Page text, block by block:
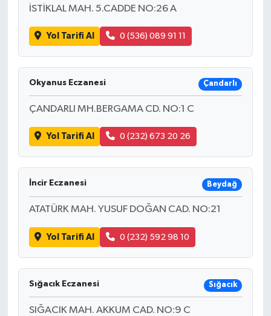
İSTİKLAL MAH. 5.CADDE NO:26 A
Yol Tarifi Al 0 (536) 089 91 11
Okyanus Eczanesi Çandarlı
ÇANDARLI MH.BERGAMA CD. NO:1 C
Yol Tarifi Al 0 (232) 673 20 26
İncir Eczanesi Beydağ
ATATÜRK MAH. YUSUF DOĞAN CAD. NO:21
Yol Tarifi Al 0 (232) 592 98 10
Sığacık Eczanesi Sığacık
SIĞACIK MAH. AKKUM CAD. NO:9 C